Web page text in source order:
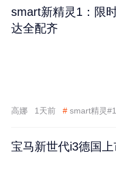
smart新精灵1：限
达全配齐
高娜 1天前 # smart精灵#1
宝马新世代i3德国